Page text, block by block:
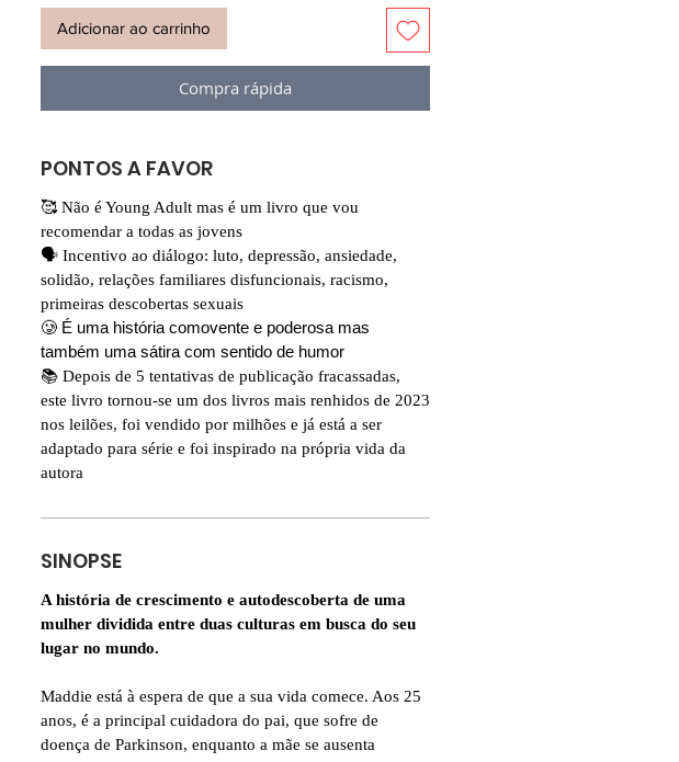
Adicionar ao carrinho
Compra rápida
PONTOS A FAVOR
🥰 Não é Young Adult mas é um livro que vou
recomendar a todas as jovens
🗣️ Incentivo ao diálogo: luto, depressão, ansiedade,
solidão, relações familiares disfuncionais, racismo,
primeiras descobertas sexuais
🥲 É uma história comovente e poderosa mas
também uma sátira com sentido de humor
📚 Depois de 5 tentativas de publicação fracassadas,
este livro tornou-se um dos livros mais renhidos de 2023
nos leilões, foi vendido por milhões e já está a ser
adaptado para série e foi inspirado na própria vida da
autora
SINOPSE
A história de crescimento e autodescoberta de uma
mulher dividida entre duas culturas em busca do seu
lugar no mundo.
Maddie está à espera de que a sua vida comece. Aos 25
anos, é a principal cuidadora do pai, que sofre de
doença de Parkinson, enquanto a mãe se ausenta